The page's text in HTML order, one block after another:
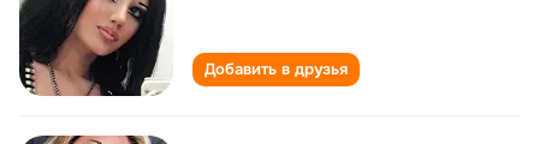
Добавить в друзья